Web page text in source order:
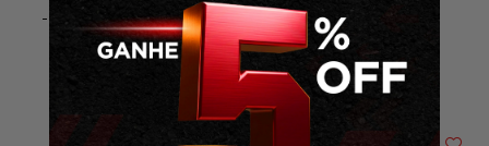
- Peso: 190g
SUGESTÕES DE COMPRA